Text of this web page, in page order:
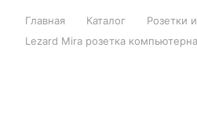
Главная Каталог Розетки
Lezard Mira розетка